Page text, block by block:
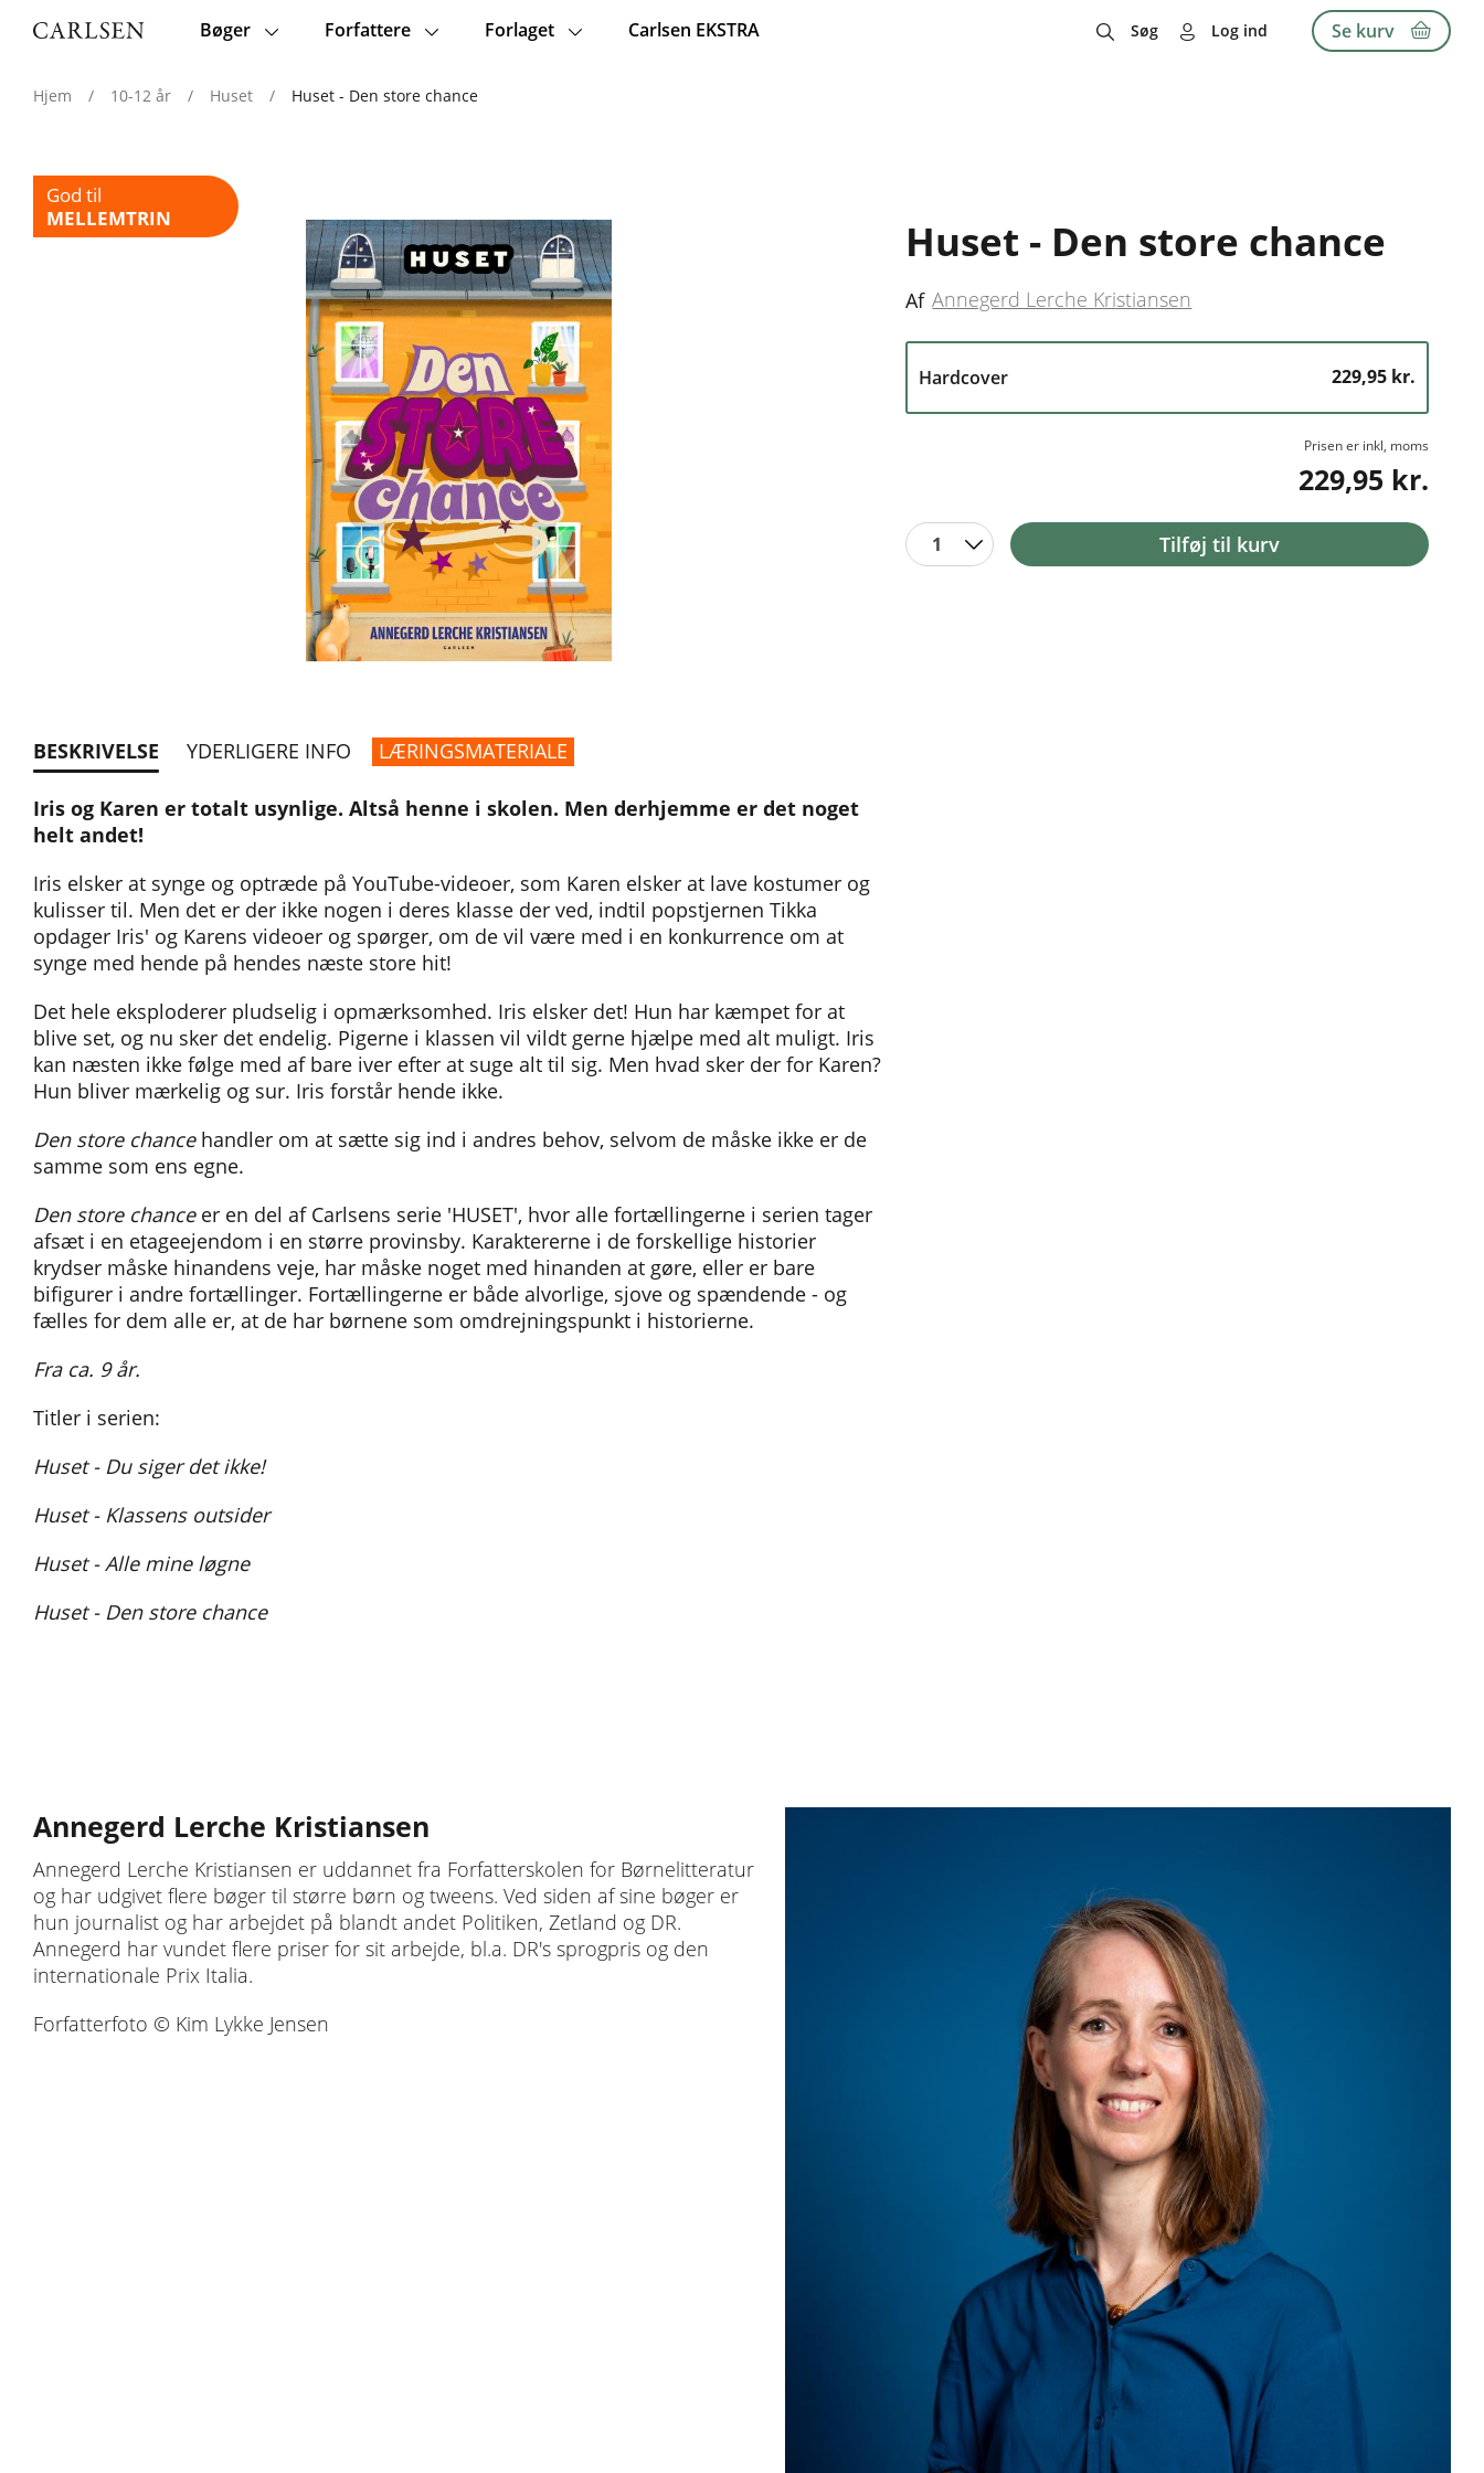
Main
Bøger Forfattere Forlaget Carlsen EKSTRA Søg Log ind Se kurv
Hjem / 10-12 år / Huset / Huset - Den store chance
God til
MELLEMTRIN
Huset - Den store chance
Af Annegerd Lerche Kristiansen
Hardcover 229,95 kr.
Prisen er inkl, moms
229,95 kr.
1 Tilføj til kurv
BESKRIVELSE YDERLIGERE INFO LÆRINGSMATERIALE
Iris og Karen er totalt usynlige. Altså henne i skolen. Men derhjemme er det noget
helt andet!
Iris elsker at synge og optræde på YouTube-videoer, som Karen elsker at lave kostumer og
kulisser til. Men det er der ikke nogen i deres klasse der ved, indtil popstjernen Tikka
opdager Iris' og Karens videoer og spørger, om de vil være med i en konkurrence om at
synge med hende på hendes næste store hit!
Det hele eksploderer pludselig i opmærksomhed. Iris elsker det! Hun har kæmpet for at
blive set, og nu sker det endelig. Pigerne i klassen vil vildt gerne hjælpe med alt muligt. Iris
kan næsten ikke følge med af bare iver efter at suge alt til sig. Men hvad sker der for Karen?
Hun bliver mærkelig og sur. Iris forstår hende ikke.
Den store chancehandler om at sætte sig ind i andres behov, selvom de måske ikke er de
samme som ens egne.
Den store chance er en del af Carlsens serie 'HUSET', hvor alle fortællingerne i serien tager
afsæt i en etageejendom i en større provinsby. Karaktererne i de forskellige historier
krydser måske hinandens veje, har måske noget med hinanden at gøre, eller er bare
bifigurer i andre fortællinger. Fortællingerne er både alvorlige, sjove og spændende - og
fælles for dem alle er, at de har børnene som omdrejningspunkt i historierne.
Fra ca. 9 år.
Titler i serien:
Huset - Du siger det ikke!
Huset - Klassens outsider
Huset - Alle mine løgne
Huset - Den store chance
Annegerd Lerche Kristiansen
Annegerd Lerche Kristiansen er uddannet fra Forfatterskolen for Børnelitteratur
og har udgivet flere bøger til større børn og tweens. Ved siden af sine bøger er
hun journalist og har arbejdet på blandt andet Politiken, Zetland og DR.
Annegerd har vundet flere priser for sit arbejde, bl.a. DR's sprogpris og den
internationale Prix Italia.
Forfatterfoto © Kim Lykke Jensen